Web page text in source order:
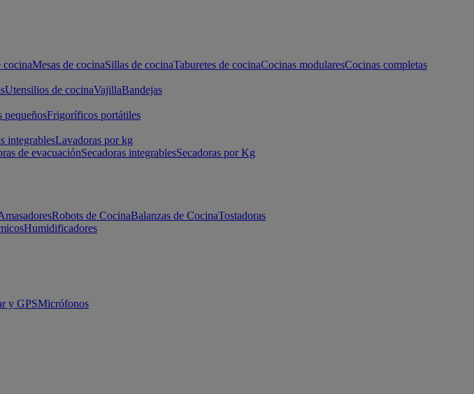
cocinaMesas de cocinaSillas de cocinaTaburetes de cocinaCocinas modularesCocinas completas
Utensilios de cocinaVajillaBandejas
pequeñosFrigoríficos portátiles
integrablesLavadoras por kg
de evacuaciónSecadoras integrablesSecadoras por Kg
Robots de CocinaBalanzas de CocinaTostadoras
Humidificadores
y GPSMicrófonos